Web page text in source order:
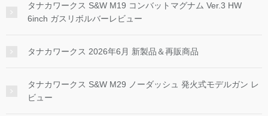
タナカワークス S&W M19 コンバットマグナム Ver.3 HW
6inch ガスリボルバーレビュー
タナカワークス 2026年6月 新製品＆再販商品
タナカワークス S&W M29 ノーダッシュ 発火式モデルガン レ
ビュー